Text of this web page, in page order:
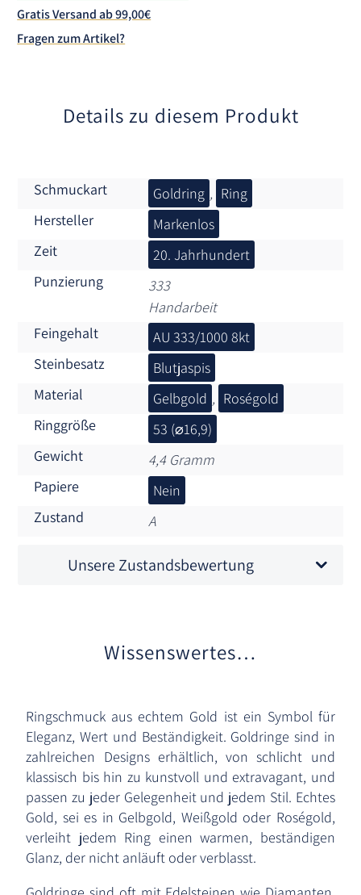
Gratis Versand ab 99,00€
Fragen zum Artikel?
Details zu diesem Produkt
Schmuckart Goldring , Ring
Hersteller
Markenlos
Zeit
20. Jahrhundert
Punzierung
333
Handarbeit
Feingehalt
AU 333/1000 8kt
Steinbesatz
Blutjaspis
Material
Gelbgold , Roségold
Ringgröße
53 (⌀16,9)
Gewicht
4,4 Gramm
Papiere
Nein
Zustand
A
Unsere Zustandsbewertung
Wissenswertes…
Ringschmuck aus echtem Gold ist ein Symbol für
Eleganz, Wert und Beständigkeit. Goldringe sind in
zahlreichen Designs erhältlich, von schlicht und
klassisch bis hin zu kunstvoll und extravagant, und
passen zu jeder Gelegenheit und jedem Stil. Echtes
Gold, sei es in Gelbgold, Weißgold oder Roségold,
verleiht jedem Ring einen warmen, beständigen
Glanz, der nicht anläuft oder verblasst.